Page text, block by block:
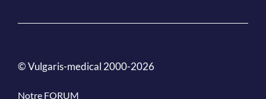
© Vulgaris-medical 2000-2026
Notre FORUM